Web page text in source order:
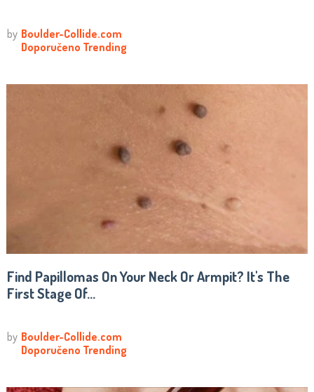
Find Papillomas On Your Neck Or Armpit? It's The
First Stage Of...